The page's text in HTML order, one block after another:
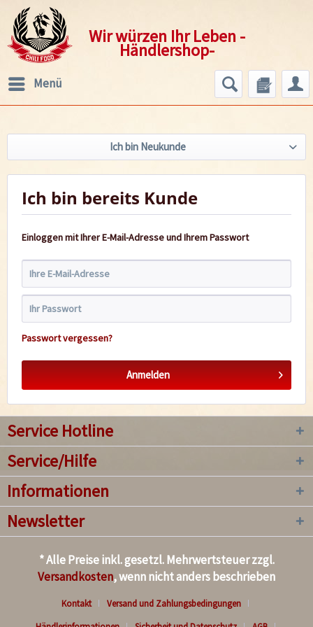
Wir würzen Ihr Leben -
Händlershop-
Menü
Ich bin Neukunde
Ich bin bereits Kunde
Einloggen mit Ihrer E-Mail-Adresse und Ihrem Passwort
Passwort vergessen?
Anmelden
Service Hotline
Service/Hilfe
Informationen
Newsletter
* Alle Preise inkl. gesetzl. Mehrwertsteuer zzgl.
Versandkosten, wenn nicht anders beschrieben
Kontakt
Versand und Zahlungsbedingungen